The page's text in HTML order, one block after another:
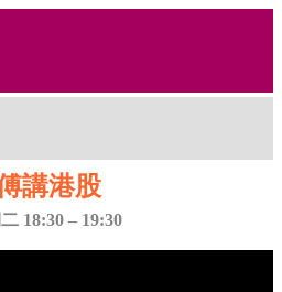
講港股
18:30 – 19:30